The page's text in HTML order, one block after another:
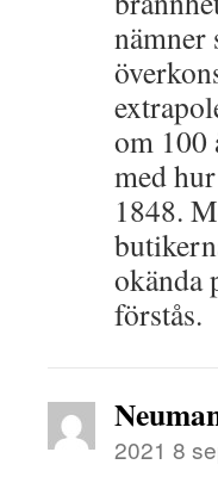
nämner
om 100
med
1848.
okända
förstås.
2021 8